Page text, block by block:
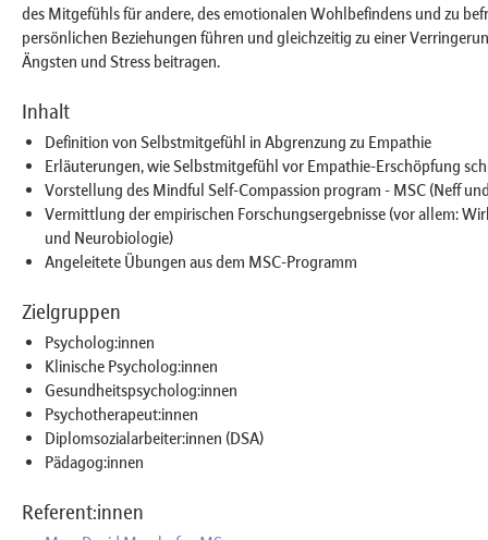
des Mitgefühls für andere, des emotionalen Wohlbefindens und zu
persönlichen Beziehungen führen und gleichzeitig zu einer
Ängsten und Stress beitragen.
Inhalt
Definition von Selbstmitgefühl in Abgrenzung zu Empathie
Erläuterungen, wie Selbstmitgefühl vor Empathie-Erschöpfung
Vorstellung des Mindful Self-Compassion program - MSC (Neff
Vermittlung der empirischen Forschungsergebnisse (vor allem:
und Neurobiologie)
Angeleitete Übungen aus dem MSC-Programm
Zielgruppen
Psycholog:innen
Klinische Psycholog:innen
Gesundheitspsycholog:innen
Psychotherapeut:innen
Diplomsozialarbeiter:innen (DSA)
Pädagog:innen
Referent:innen